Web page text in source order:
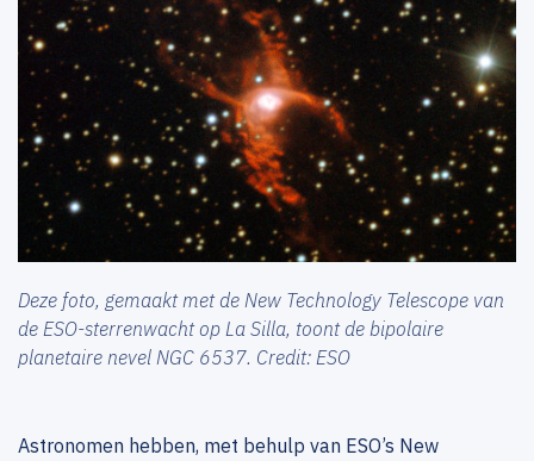
Deze foto, gemaakt met de New Technology Telescope van
de ESO-sterrenwacht op La Silla, toont de bipolaire
planetaire nevel NGC 6537. Credit: ESO
Astronomen hebben, met behulp van ESO’s New